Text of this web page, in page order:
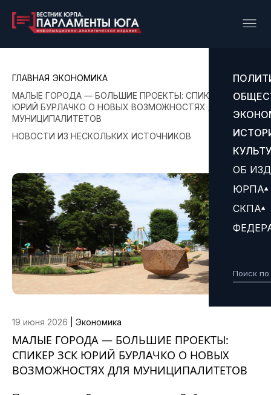
ОБ
ЮРПА
СКПА
ГЛАВНАЯ ЭКОНОМИКА
МАЛЫЕ ГОРОДА — БОЛЬШИЕ ПРОЕКТЫ: СПИКЕР ЗСК
ЮРИЙ БУРЛАЧКО О НОВЫХ ВОЗМОЖНОСТЯХ ДЛЯ
МУНИЦИПАЛИТЕТОВ
НОВОСТИ ИЗ НЕСКОЛЬКИХ ИСТОЧНИКОВ
19 июня 2026 Экономика
МАЛЫЕ ГОРОДА — БОЛЬШИЕ ПРОЕКТЫ:
СПИКЕР ЗСК ЮРИЙ БУРЛАЧКО О НОВЫХ
ВОЗМОЖНОСТЯХ ДЛЯ МУНИЦИПАЛИТЕТОВ